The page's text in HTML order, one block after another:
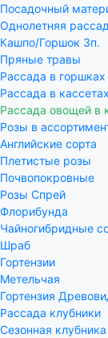
Посадочный
Однолетняя
Кашпо/Горшок 3п.
Пряные травы
Рассада в горшках
Рассада в кассетах
Рассада овощей в
Розы в
Английские сорта
Плетистые розы
Почвопокровные
Розы Спрей
Флорибунда
Чайногибридные
Шраб
Гортензии
Метельчая
Гортензия
Рассада клубники
Сезонная клубника